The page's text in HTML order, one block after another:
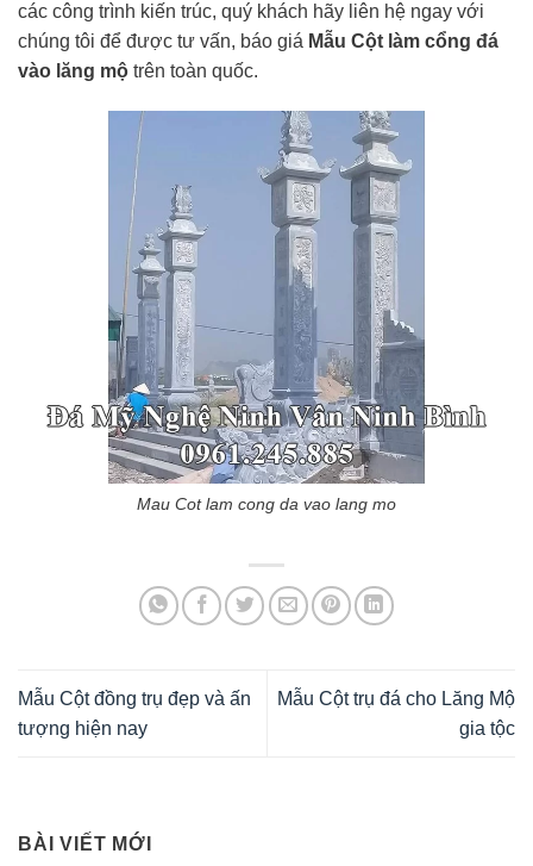
các công trình kiến trúc, quý khách hãy liên hệ ngay với
chúng tôi để được tư vấn, báo giá Mẫu Cột làm cổng đá
vào lăng mộ trên toàn quốc.
Mau Cot lam cong da vao lang mo
Mẫu Cột đồng trụ đẹp và ấn
tượng hiện nay
Mẫu Cột trụ đá cho Lăng Mộ
gia tộc
BÀI VIẾT MỚI